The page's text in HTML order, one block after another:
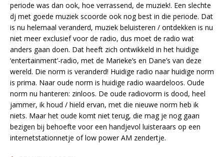
periode was dan ook, hoe verrassend, de muziek!. Een slechte
dj met goede muziek scoorde ook nog best in die periode. Dat
is nu helemaal veranderd, muziek beluisteren / ontdekken is nu
niet meer exclusief voor de radio, dus moet de radio wat
anders gaan doen. Dat heeft zich ontwikkeld in het huidige
‘entertainment’-radio, met de Marieke’s en Dane’s van deze
wereld. Die norm is veranderd! Huidige radio naar huidige norm
is prima. Naar oude norm is huidige radio waardeloos. Oude
norm nu hanteren: zinloos. De oude radiovorm is dood, heel
jammer, ik houd / hield ervan, met die nieuwe norm heb ik
niets. Maar het oude komt niet terug, die mag je nog gaan
bezigen bij behoefte voor een handjevol luisteraars op een
internetstationnetje of low power AM zendertje.